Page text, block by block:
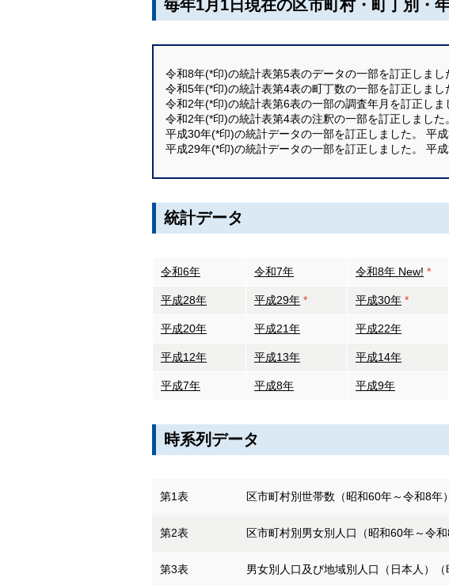
毎年1月1日現在の区市町村・町丁別・
令和8年(*印)の統計表第5表のデータの一部を訂正しまし
令和5年(*印)の統計表第4表の町丁数の一部を訂正しまし
令和2年(*印)の統計表第6表の一部の調査年月を訂正しま
令和2年(*印)の統計表第4表の注釈の一部を訂正しました
平成30年(*印)の統計データの一部を訂正しました。 平
平成29年(*印)の統計データの一部を訂正しました。 平
統計データ
令和6年 令和7年 令和8年 New! *
平成28年 平成29年 * 平成30年 *
平成20年 平成21年 平成22年
平成12年 平成13年 平成14年
平成7年 平成8年 平成9年
時系列データ
第1表 区市町村別世帯数（昭和60年～令和8年）
第2表 区市町村別男女別人口（昭和60年～令和
第3表 男女別人口及び地域別人口（日本人）（